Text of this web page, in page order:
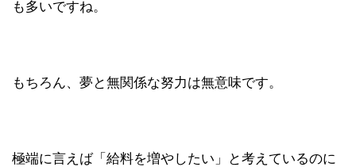
も多いですね。
もちろん、夢と無関係な努力は無意味です。
極端に言えば「給料を増やしたい」と考えているのに